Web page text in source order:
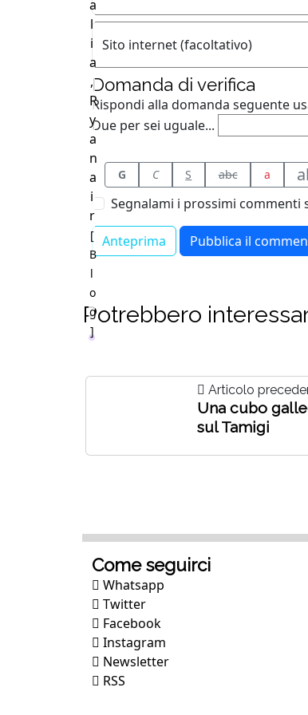
Sito internet (facoltativo)
Domanda di verifica
Rispondi alla domanda seguente
Due per sei uguale...
G C S abc a
Segnalami i prossimi commenti
Potrebbero
a
l
i
a
,
R
y
a
n
a
i
r
[
B
l
o
g
]
Articolo
Una cubo
sul Tamigi
Come seguirci
Whatsapp
Twitter
Facebook
Instagram
Newsletter
RSS